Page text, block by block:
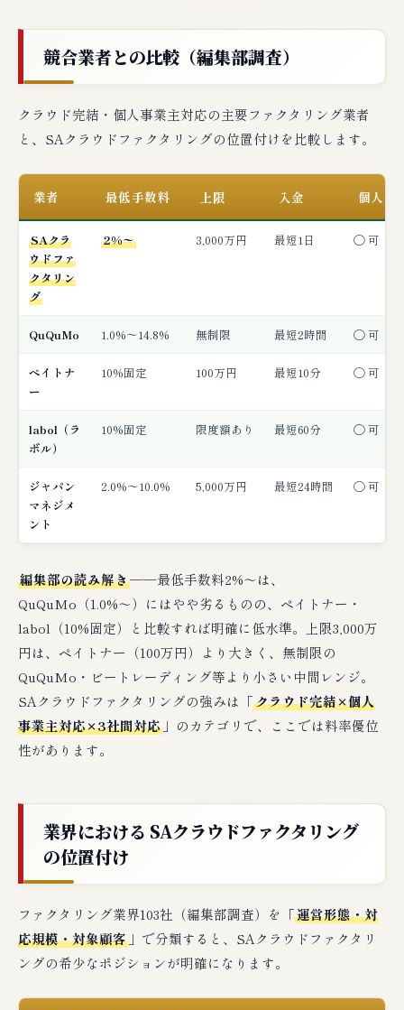
競合業者との比較（編集部調査）
クラウド完結・個人事業主対応の主要ファクタリング業者
と、SAクラウドファクタリングの位置付けを比較します。
業者 最低手数料 上限 入金 個人事
SAクラ
ウドファ
クタリン
グ
2%〜 3,000万円 最短1日 ◯ 可
QuQuMo 1.0%〜14.8% 無制限 最短2時間 ◯ 可
ペイトナ
ー
10%固定 100万円 最短10分 ◯ 可
labol（ラ
ボル）
10%固定 限度額あり 最短60分 ◯ 可
ジャパン
マネジメ
ント
2.0%〜10.0% 5,000万円 最短24時間 ◯ 可
編集部の読み解き──最低手数料2%〜は、
QuQuMo（1.0%〜）にはやや劣るものの、ペイトナー・
labol（10%固定）と比較すれば明確に低水準。上限3,000万
円は、ペイトナー（100万円）より大きく、無制限の
QuQuMo・ビートレーディング等より小さい中間レンジ。
SAクラウドファクタリングの強みは「クラウド完結×個人
事業主対応×3社間対応 」のカテゴリで、ここでは料率優位
性があります。
業界における SAクラウドファクタリング
の位置付け
ファクタリング業界103社（編集部調査）を「運営形態・対
応規模・対象顧客 」で分類すると、SAクラウドファクタリ
ングの希少なポジションが明確になります。